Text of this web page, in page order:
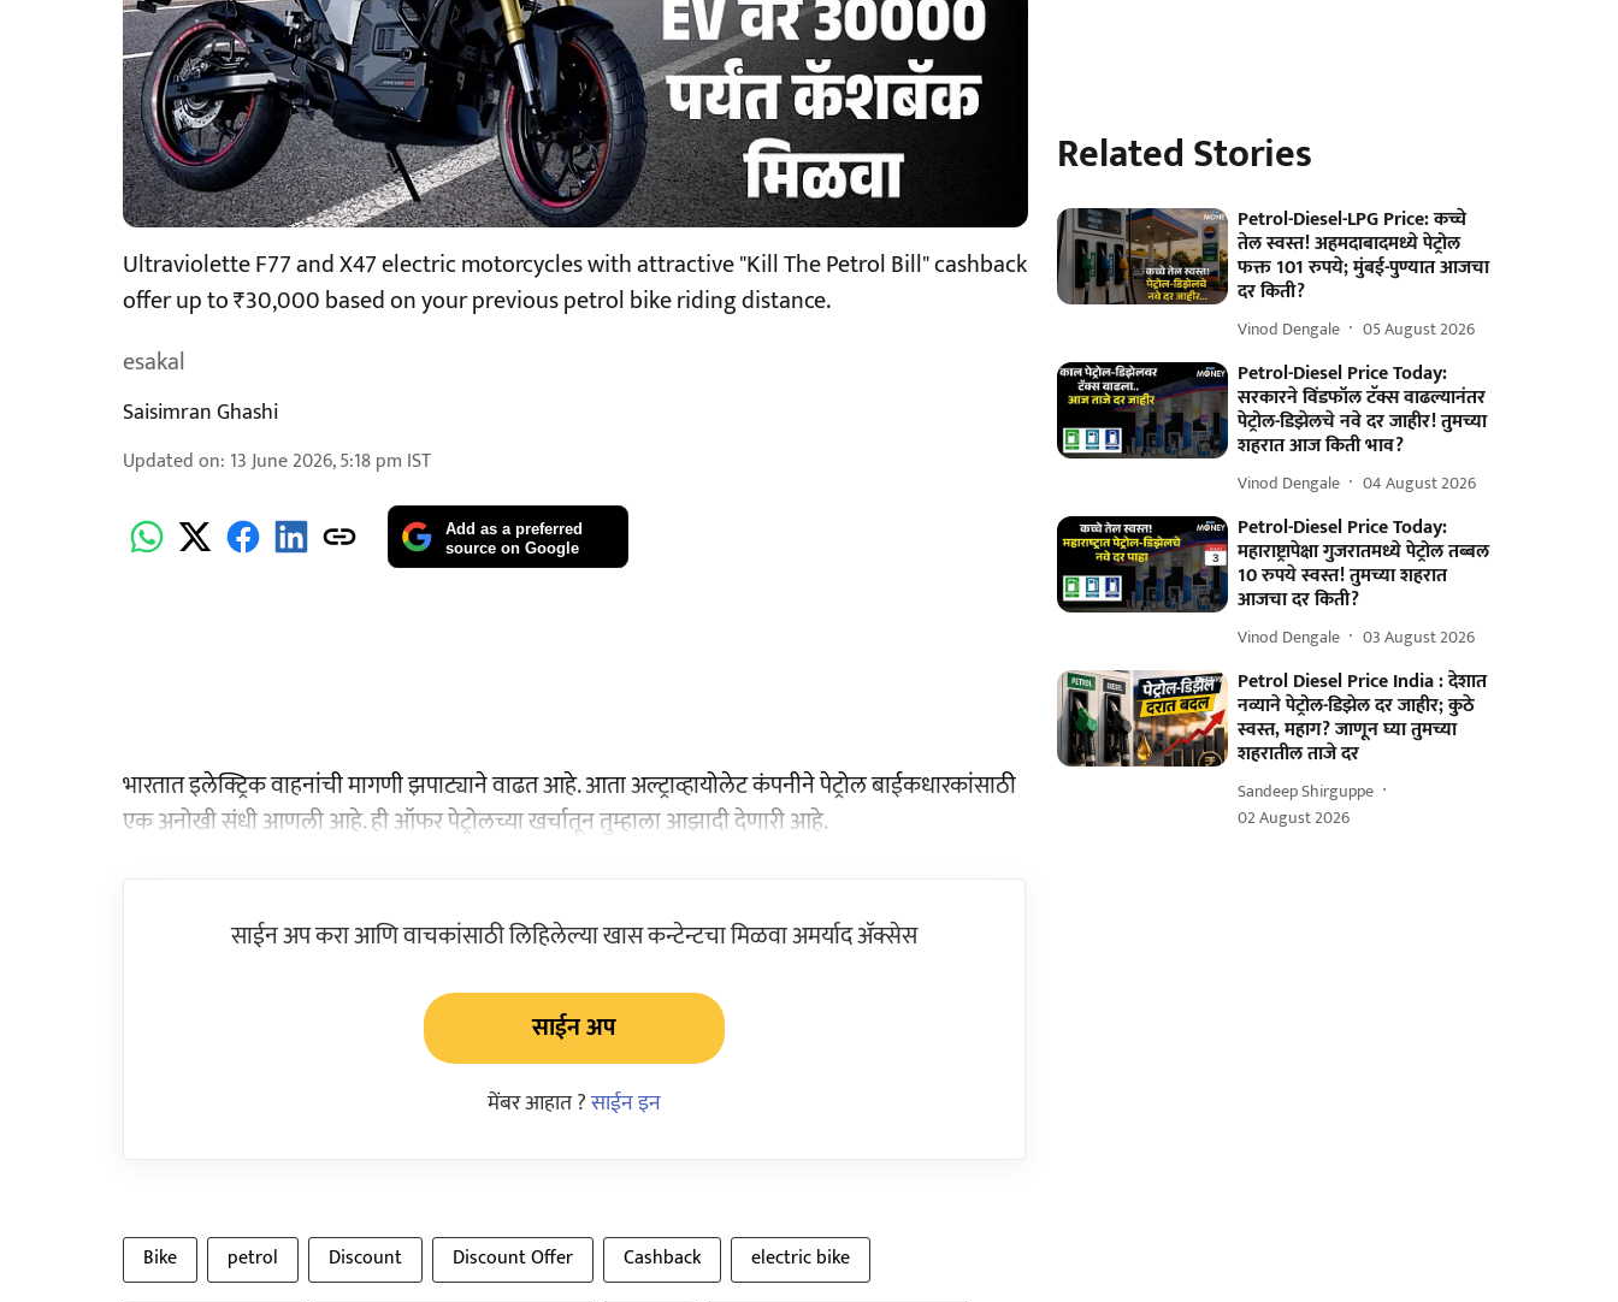
Ultraviolette F77 and X47 electric motorcycles with attractive "Kill The Petrol Bill" cashback
offer up to ₹30,000 based on your previous petrol bike riding distance.
esakal
Saisimran Ghashi
Updated on: 13 June 2026, 5:18 pm IST
Add as a preferred
source on Google
भारतात इलेक्ट्रिक वाहनांची मागणी झपाट्याने वाढत आहे. आता अल्ट्राव्हायोलेट कंपनीने पेट्रोल बाईकधारकांसाठी
एक अनोखी संधी आणली आहे. ही ऑफर पेट्रोलच्या खर्चातून तुम्हाला आझादी देणारी आहे.
साईन अप करा आणि वाचकांसाठी लिहिलेल्या खास कन्टेन्टचा मिळवा अमर्याद ॲक्सेस
साईन अप
मेंबर आहात ?साईन इन
Bike petrol Discount Discount Offer Cashback
electric bike
Related Stories
Petrol-Diesel-LPG Price: कच्चे
तेल स्वस्त! अहमदाबादमध्ये पेट्रोल
फक्त 101 रुपये; मुंबई-पुण्यात आजचा
दर किती?
Vinod Dengale 05 August 2026
Petrol-Diesel Price Today:
सरकारने विंडफॉल टॅक्स वाढल्यानंतर
पेट्रोल-डिझेलचे नवे दर जाहीर! तुमच्या
शहरात आज किती भाव?
Vinod Dengale 04 August 2026
Petrol-Diesel Price Today:
महाराष्ट्रापेक्षा गुजरातमध्ये पेट्रोल तब्बल
10 रुपये स्वस्त! तुमच्या शहरात
आजचा दर किती?
Vinod Dengale 03 August 2026
Petrol Diesel Price India : देशात
नव्याने पेट्रोल-डिझेल दर जाहीर; कुठे
स्वस्त, महाग? जाणून घ्या तुमच्या
शहरातील ताजे दर
Sandeep Shirguppe
02 August 2026